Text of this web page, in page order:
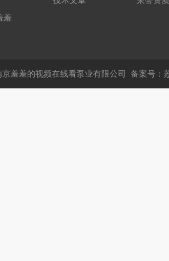
羞
羞羞的视频在线看泵业有限公司 备案号